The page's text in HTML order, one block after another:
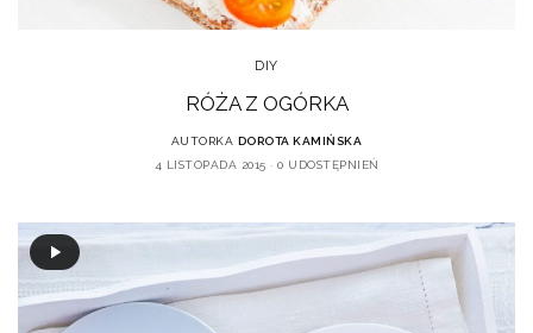
DIY
RÓŻA Z OGÓRKA
AUTORKA DOROTA KAMIŃSKA
4 LISTOPADA 2015
0 UDOSTĘPNIEŃ